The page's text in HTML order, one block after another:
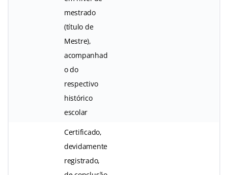
mestrado
(título de
Mestre),
acompanhad
o do
respectivo
histórico
escolar
Certificado,
devidamente
registrado,